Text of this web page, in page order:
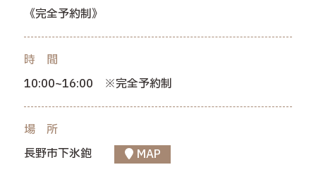
《完全予約制》
時 間
10:00~16:00 ※完全予約制
場 所
長野市下氷鉋
MAP